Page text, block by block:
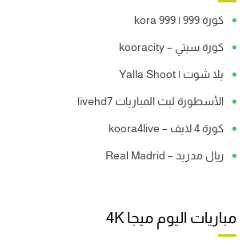
كورة 999 | kora 999
كورة سيتي – kooracity
يلا شوت | Yalla Shoot
الأسطورة لبث المباريات livehd7
كورة 4 لايف – koora4live
ريال مدريد – Real Madrid
مباريات اليوم ميجا 4K